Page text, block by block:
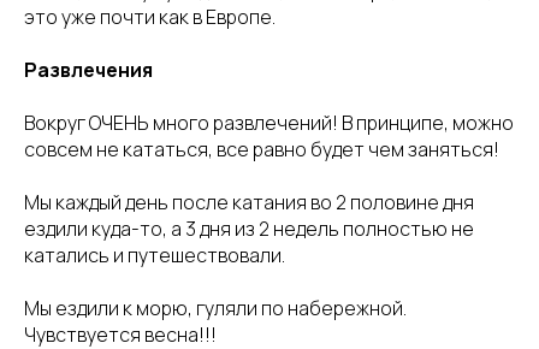
это уже почти как в Европе.
Развлечения
Вокруг ОЧЕНЬ много развлечений! В принципе, можно
совсем не кататься, все равно будет чем заняться!
Мы каждый день после катания во 2 половине дня
ездили куда-то, а 3 дня из 2 недель полностью не
катались и путешествовали.
Мы ездили к морю, гуляли по набережной.
Чувствуется весна!!!